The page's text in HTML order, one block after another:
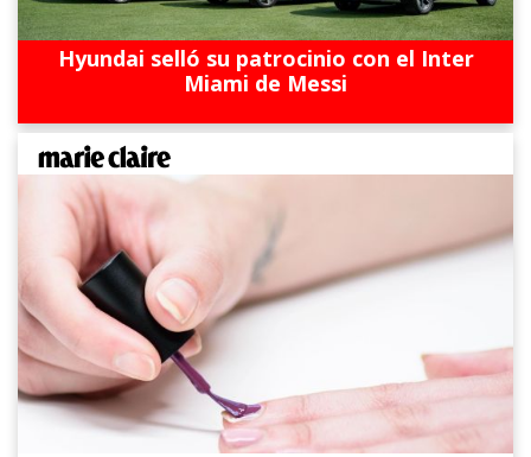
Hyundai selló su patrocinio con el Inter
Miami de Messi